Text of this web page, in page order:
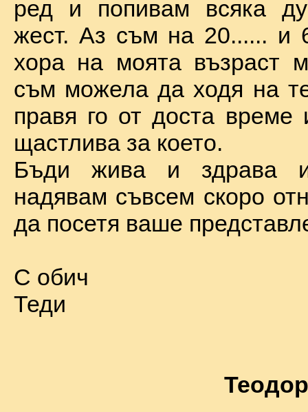
ред и попивам всяка
жест. Аз съм на 20...... и
хора на моята възраст
съм можела да ходя на
правя го от доста време
щастлива за което.
Бъди жива и здрава
надявам съвсем скоро
да посетя ваше
С обич
Теди